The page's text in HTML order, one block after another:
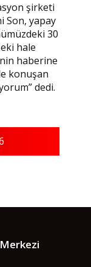
şirketi
Son, yapay
30
hale
haberine
konuşan
dedi.